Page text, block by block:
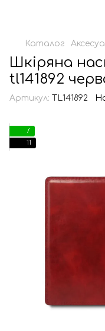
Каталог
Шкіряна
tl141892
Артикул: TL141892
7
11